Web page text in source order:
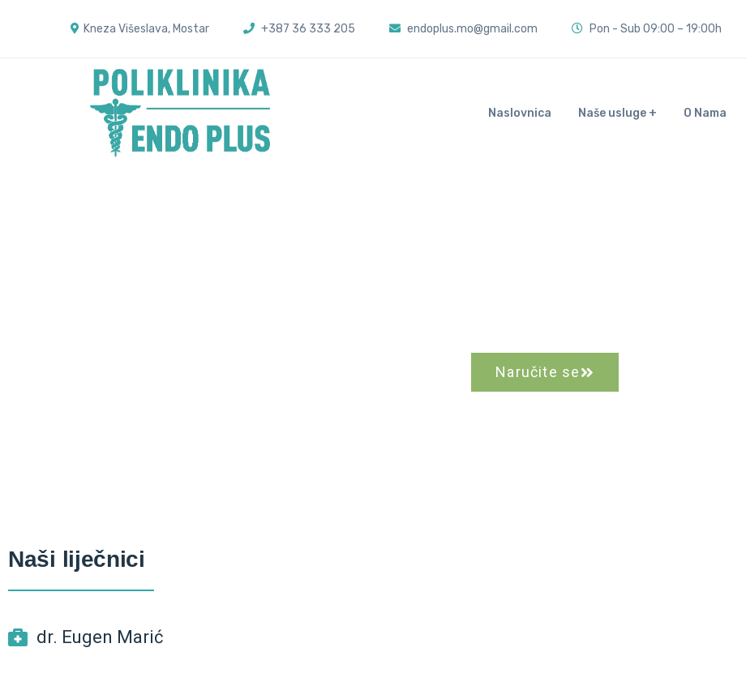
Kneza Višeslava, Mostar +387 36 333 205 endoplus.mo@gmail.com Pon - Sub 09:00 – 19:00h
Naslovnica Naše usluge O Nama
Naručite se
Naši liječnici
dr. Eugen Marić